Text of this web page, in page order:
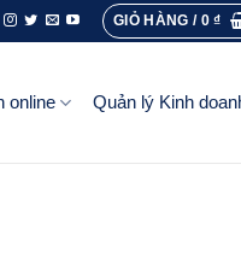
GIỎ HÀNG / 0₫
online Quản lý Kinh